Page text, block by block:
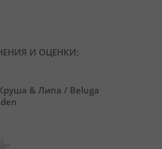
И ОЦЕНКИ:
& Липа / Beluga